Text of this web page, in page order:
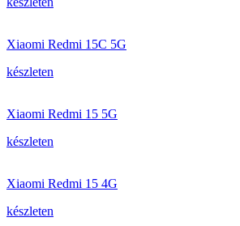
Xiaomi Redmi 15C 5G
készleten
Xiaomi Redmi 15 5G
készleten
Xiaomi Redmi 15 4G
készleten